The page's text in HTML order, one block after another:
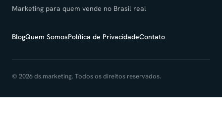
Marketing para quem vende no Brasil real
BlogQuem SomosPolítica de PrivacidadeContato
© 2026 ds.marketing. Todos os direitos reservados.